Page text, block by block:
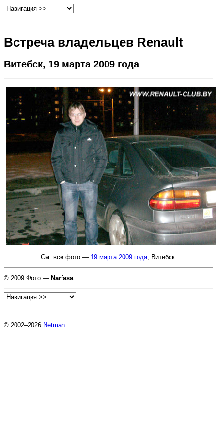
Встреча владельцев Renault
Витебск, 19 марта 2009 года
См. все фото — 19 марта 2009 года, Витебск.
© 2009 Фото — Narfasa
© 2002–2026 Netman